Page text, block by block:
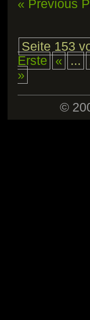
« Previous
Seite 153
Erste
« ...
»
©